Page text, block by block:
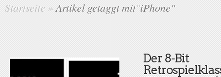
Startseite »Artikel getaggt mit"iPhone"
Der 8-Bit